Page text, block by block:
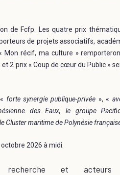
de Fcfp. Les quatre prix
de projets associatifs,
Mon récif, ma culture »
2 prix « Coup de cœur du Public »
forte synergie publique-privée », «
des Eaux, le groupe Pacific
Cluster maritime de Polynésie
2026 à midi.
recherche et